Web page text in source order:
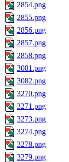
2854.png
2855.png
2856.png
2857.png
2858.png
3081.png
3082.png
3270.png
3271.png
3273.png
3274.png
3278.png
3279.png